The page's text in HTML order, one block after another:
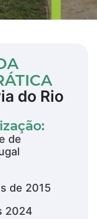
do Rio
de
de 2015
2024